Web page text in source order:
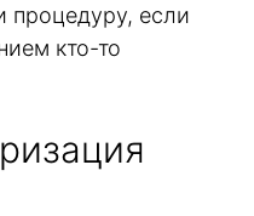
процедуру, если
кто-то